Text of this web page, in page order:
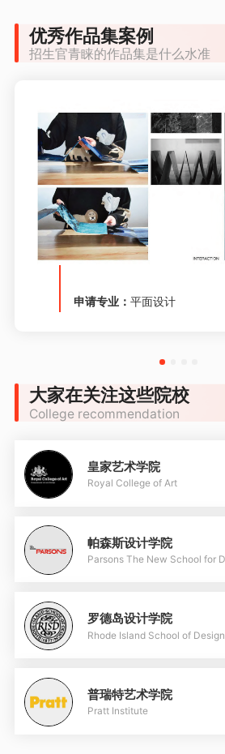
优秀作品集案例
招生官青睐的作品集是什么水准
申请专业：平面设计
大家在关注这些院校
College recommendation
皇家艺术学院
Royal College of Art
帕森斯设计学院
罗德岛设计学院
Rhode Island School of Design
普瑞特艺术学院
Pratt Institute